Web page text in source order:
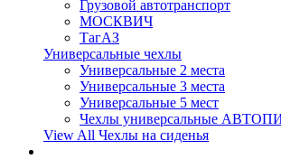
Грузовой автотранспорт
МОСКВИЧ
ТагАЗ
Универсальные чехлы
Универсальные 2 места
Универсальные 3 места
Универсальные 5 мест
Чехлы универсальные
View All Чехлы на сиденья